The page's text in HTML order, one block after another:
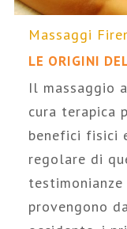
Massaggi
LE ORIGINI
Il massaggio
cura terapica
benefici fisici
regolare di
provengono